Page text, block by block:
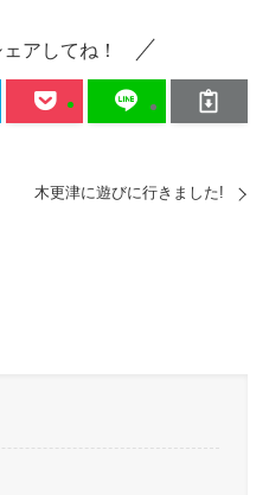
アしてね！
木更津に遊びに行きました!